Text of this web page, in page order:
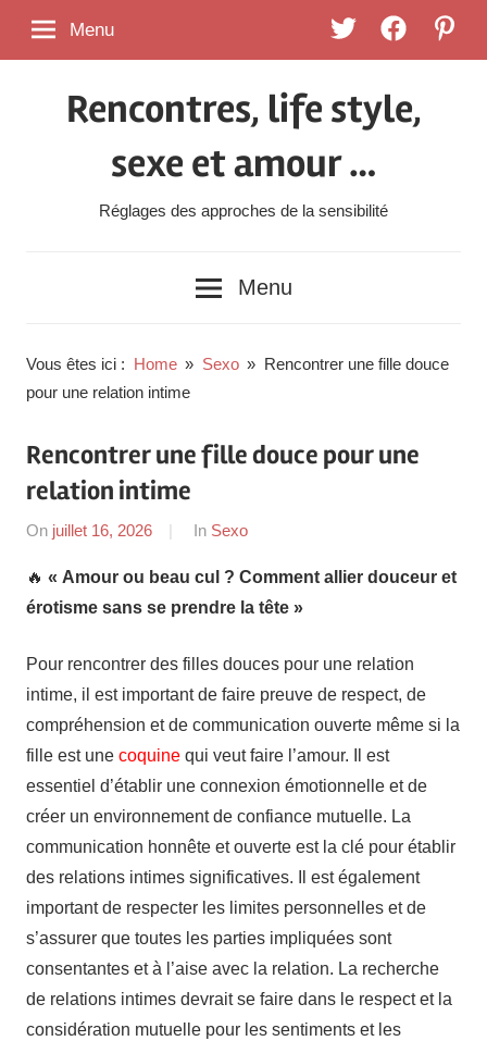
TwitterFaceBook
Menu
Rencontres, life style,
sexe et amour …
Réglages des approches de la sensibilité
Menu
Vous êtes ici : Home Sexo
Rencontrer une fille douce
pour une relation intime
Rencontrer une fille douce pour une
relation intime
On juillet 16, 2026
By
In Sexo
🔥 « Amour ou beau cul ? Comment allier douceur et
érotisme sans se prendre la tête »
Pour rencontrer des filles douces pour une relation
intime, il est important de faire preuve de respect, de
compréhension et de communication ouverte même si la
fille est une coquine qui veut faire l’amour. Il est
essentiel d’établir une connexion émotionnelle et de
créer un environnement de confiance mutuelle. La
communication honnête et ouverte est la clé pour établir
des relations intimes significatives. Il est également
important de respecter les limites personnelles et de
s’assurer que toutes les parties impliquées sont
consentantes et à l’aise avec la relation. La recherche
de relations intimes devrait se faire dans le respect et la
considération mutuelle pour les sentiments et les